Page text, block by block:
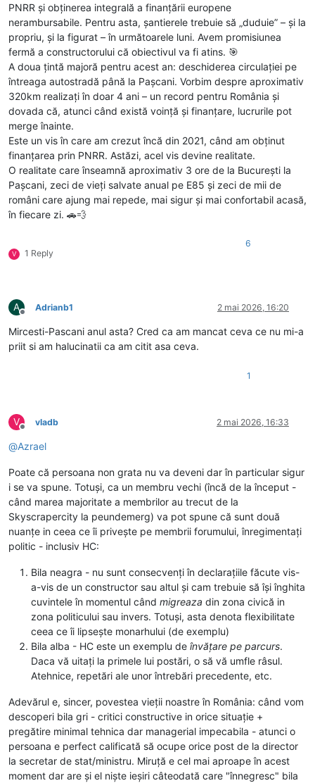
PNRR și obținerea integrală a finanțării europene
nerambursabile. Pentru asta, șantierele trebuie să „duduie” – și la
propriu, și la figurat – în următoarele luni. Avem promisiunea
fermă a constructorului că obiectivul va fi atins. 🎯
A doua țintă majoră pentru acest an: deschiderea circulației pe
întreaga autostradă până la Pașcani. Vorbim despre aproximativ
320km realizați în doar 4 ani – un record pentru România și
dovada că, atunci când există voință și finanțare, lucrurile pot
merge înainte.
Este un vis în care am crezut încă din 2021, când am obținut
finanțarea prin PNRR. Astăzi, acel vis devine realitate.
O realitate care înseamnă aproximativ 3 ore de la București la
Pașcani, zeci de vieți salvate anual pe E85 și zeci de mii de
români care ajung mai repede, mai sigur și mai confortabil acasă,
în fiecare zi. 🚗💨
V 1 Reply
6
A
Deconectat
Adrianb1 2 mai 2026, 16:20
Mircesti-Pascani anul asta? Cred ca am mancat ceva ce nu mi-a
priit si am halucinatii ca am citit asa ceva.
1
V
Deconectat
vladb 2 mai 2026, 16:33
@Azrael
Poate că persoana non grata nu va deveni dar în particular sigur
i se va spune. Totuși, ca un membru vechi (încă de la început -
când marea majoritate a membrilor au trecut de la
Skyscrapercity la peundemerg) va pot spune că sunt două
nuanțe in ceea ce îi privește pe membrii forumului, înregimentați
politic - inclusiv HC:
Bila neagra - nu sunt consecvenți în declarațiile făcute vis-
a-vis de un constructor sau altul și cam trebuie să își înghita
cuvintele în momentul când migreaza din zona civică in
zona politicului sau invers. Totuși, asta denota flexibilitate
ceea ce îi lipsește monarhului (de exemplu)
Bila alba - HC este un exemplu de învățare pe parcurs.
Daca vă uitați la primele lui postări, o să vă umfle râsul.
Atehnice, repetări ale unor întrebări precedente, etc.
Adevărul e, sincer, povestea vieții noastre în România: când vom
descoperi bila gri - critici constructive in orice situație +
pregătire minimal tehnica dar managerial impecabila - atunci o
persoana e perfect calificată să ocupe orice post de la director
la secretar de stat/ministru. Miruță e cel mai aproape în acest
moment dar are și el niște ieșiri câteodată care "înnegresc" bila